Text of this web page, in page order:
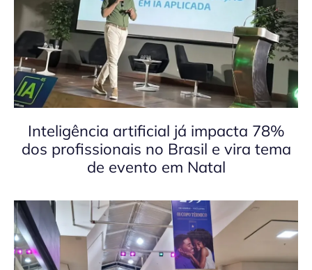
Inteligência artificial já impacta 78%
dos profissionais no Brasil e vira tema
de evento em Natal